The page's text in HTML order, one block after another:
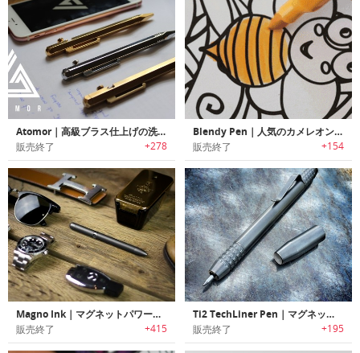
Atomor｜高級ブラス仕上げの洗練されたソリッドメタルペン「アトモール」
販売終了 +278
Blendy Pen｜人気のカメレオンペンをキッズ用に再設計したカラーブレンドマーカーペン「ブレンディーペン」
販売終了 +154
Magno Ink｜マグネットパワーペン「マグノインク」
販売終了 +415
Ti2 TechLiner Pen｜マグネットキャップ付きニードルポイントチタンペン「Ti2テックライナー」
販売終了 +195